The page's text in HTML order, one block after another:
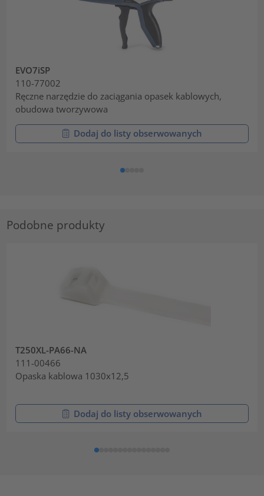
EVO7iSP
110-77002
Ręczne narzędzie do zaciągania opasek kablowych,
obudowa tworzywowa
Dodaj do listy obserwowanych
Podobne produkty
T250XL-PA66-NA
111-00466
Opaska kablowa 1030x12,5
Dodaj do listy obserwowanych